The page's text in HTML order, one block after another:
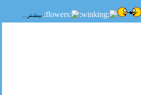
بیشتر...